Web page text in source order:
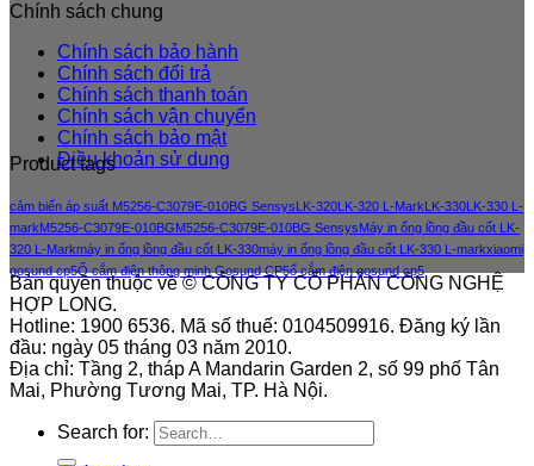
Chính sách chung
Chính sách bảo hành
Chính sách đổi trả
Chính sách thanh toán
Chính sách vận chuyển
Chính sách bảo mật
Điều khoản sử dung
Product tags
cảm biến áp suất M5256-C3079E-010BG Sensys LK-320 LK-320 L-Mark LK-330 LK-330 L-
markM5256-C3079E-010BGM5256-C3079E-010BG SensysMáy in ống lồng đầu cốt LK-
320 L-Markmáy in ống lồng đầu cốt LK-330máy in ống lồng đầu cốt LK-330 L-markxiaomi
gosund cp5Ổ cắm điện thông minh Gosund CP5ổ cắm điện gosund cp5
Bản quyền thuộc về © CÔNG TY CỔ PHẦN CÔNG NGHỆ
HỢP LONG.
Hotline: 1900 6536. Mã số thuế: 0104509916. Đăng ký lần
đầu: ngày 05 tháng 03 năm 2010.
Địa chỉ: Tầng 2, tháp A Mandarin Garden 2, số 99 phố Tân
Mai, Phường Tương Mai, TP. Hà Nội.
Search for: